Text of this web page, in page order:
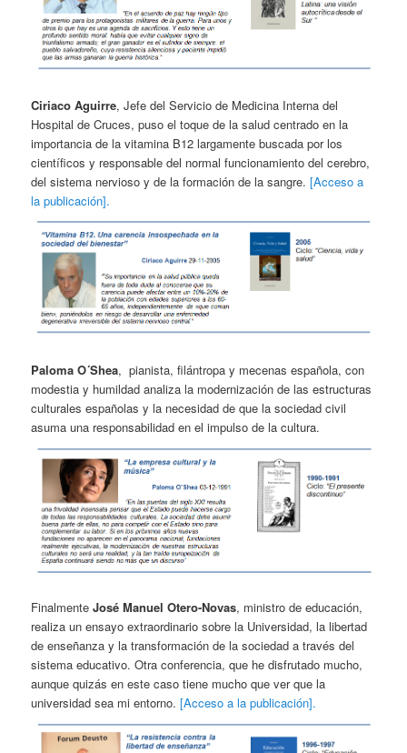
Ciriaco Aguirre, Jefe del Servicio de Medicina Interna del
Hospital de Cruces, puso el toque de la salud centrado en la
importancia de la vitamina B12 largamente buscada por los
científicos y responsable del normal funcionamiento del cerebro,
del sistema nervioso y de la formación de la sangre.[Acceso a
la publicación].
Paloma O´Shea, pianista, filántropa y mecenas española, con
modestia y humildad analiza la modernización de las estructuras
culturales españolas y la necesidad de que la sociedad civil
asuma una responsabilidad en el impulso de la cultura.
FinalmenteJosé Manuel Otero-Novas, ministro de educación,
realiza un ensayo extraordinario sobre la Universidad, la libertad
de enseñanza y la transformación de la sociedad a través del
sistema educativo. Otra conferencia, que he disfrutado mucho,
aunque quizás en este caso tiene mucho que ver que la
universidad sea mi entorno.[Acceso a la publicación].